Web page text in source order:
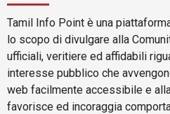
Tamil Info Point è una
lo scopo di divulgare alla
ufficiali, veritiere ed affidabili
interesse pubblico che
web facilmente accessibile e
favorisce ed incoraggia